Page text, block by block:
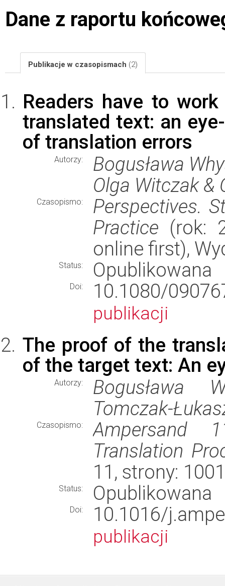
Dane z raportu
Publikacje w czasopismach (2)
Readers have to
translated text: an
of translation errors
Autorzy:
Bogusława
Olga Witczak &
Czasopismo:
Perspectives.
Practice (rok:
online first),
Status: Opublikowana
Doi: 10.1080/
publikacji
The proof of the
of the target text: An
Autorzy:
Bogusława
Tomczak-
Czasopismo:
Ampersand
Translation
11, strony:
Status: Opublikowana
Doi: 10.1016/
publikacji